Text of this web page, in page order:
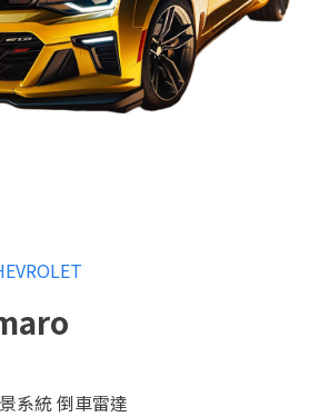
系統 倒車雷達